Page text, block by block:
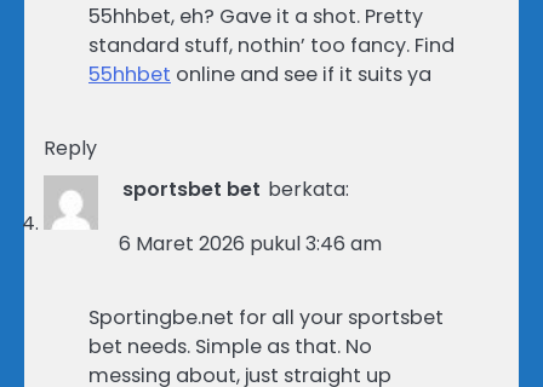
55hhbet, eh? Gave it a shot. Pretty
standard stuff, nothin’ too fancy. Find
55hhbet online and see if it suits ya
Reply
sportsbet bet berkata:
6 Maret 2026 pukul 3:46 am
Sportingbe.net for all your sportsbet
bet needs. Simple as that. No
messing about, just straight up